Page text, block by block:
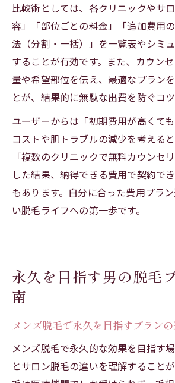
比較術としては、各クリニックやサ
容」「部位ごとの料金」「追加費用
法（分割・一括）」を一覧表やシミ
することが有効です。また、カウン
量や希望部位を伝え、最適なプラン
とが、結果的に無駄な出費を防ぐコツ
ユーザーからは「初期費用が高くて
コストや肌トラブルの減少を考えると
「複数のクリニックで無料カウンセ
した結果、納得できる費用で契約で
もあります。自分に合った費用プラ
い脱毛ライフへの第一歩です。
永久を目指す男の脱毛
南
メンズ脱毛で永久を目指すプラン
メンズ脱毛で永久的な効果を目指す
とサロン脱毛の違いを理解すること